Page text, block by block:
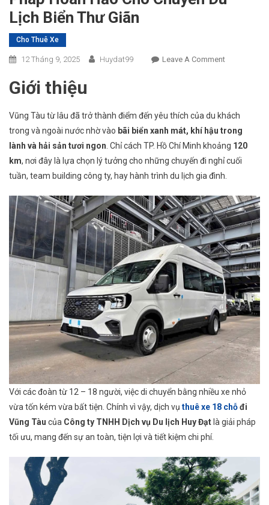
Lịch Biển Thư Giãn
Cho Thuê Xe
12 Tháng 9, 2025 Huydat99 Leave A CommentOn
Chỗ
Đi
Vũng
Tàu
Pháp
Hoàn
Hảo
Cho
Chuyến
Du
Lịch
Biển
Thư
Giãn
Giới thiệu
Vũng Tàu từ lâu đã trở thành điểm đến yêu thích của du khách
trong và ngoài nước nhờ vào bãi biển xanh mát, khí hậu trong
lành và hải sản tươi ngon . Chỉ cách TP. Hồ Chí Minh khoảng 120
km, nơi đây là lựa chọn lý tưởng cho những chuyến đi nghỉ cuối
tuần, team building công ty, hay hành trình du lịch gia đình.
Với các đoàn từ 12 – 18 người, việc di chuyển bằng nhiều xe nhỏ
vừa tốn kém vừa bất tiện. Chính vì vậy, dịch vụ thuê xe 18 chỗđi
Vũng Tàu của Công ty TNHH Dịch vụ Du lịch Huy Đạtlà giải pháp
tối ưu, mang đến sự an toàn, tiện lợi và tiết kiệm chi phí.